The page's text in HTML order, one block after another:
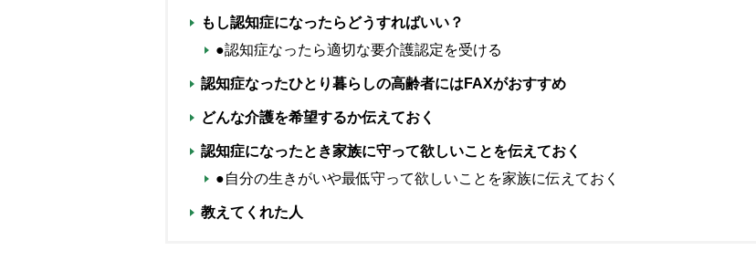
もし認知症になったらどうすればいい？
●認知症なったら適切な要介護認定を受ける
認知症なったひとり暮らしの高齢者にはFAXがおすすめ
どんな介護を希望するか伝えておく
認知症になったとき家族に守って欲しいことを伝えておく
●自分の生きがいや最低守って欲しいことを家族に伝えておく
教えてくれた人